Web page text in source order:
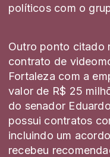
políticos com o
Outro ponto citado
contrato de
Fortaleza com a
valor de R$ 25
do senador
possui contratos
incluindo um
recebeu